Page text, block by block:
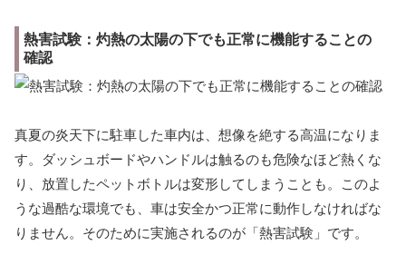
熱害試験：灼熱の太陽の下でも正常に機能することの
確認
真夏の炎天下に駐車した車内は、想像を絶する高温になりま
す。ダッシュボードやハンドルは触るのも危険なほど熱くな
り、放置したペットボトルは変形してしまうことも。このよ
うな過酷な環境でも、車は安全かつ正常に動作しなければな
りません。そのために実施されるのが「熱害試験」です。